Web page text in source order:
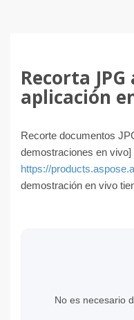
Recorta
aplicación
Recorte documentos
demostraciones en vivo]
https://
demostración en vivo
No es necesario